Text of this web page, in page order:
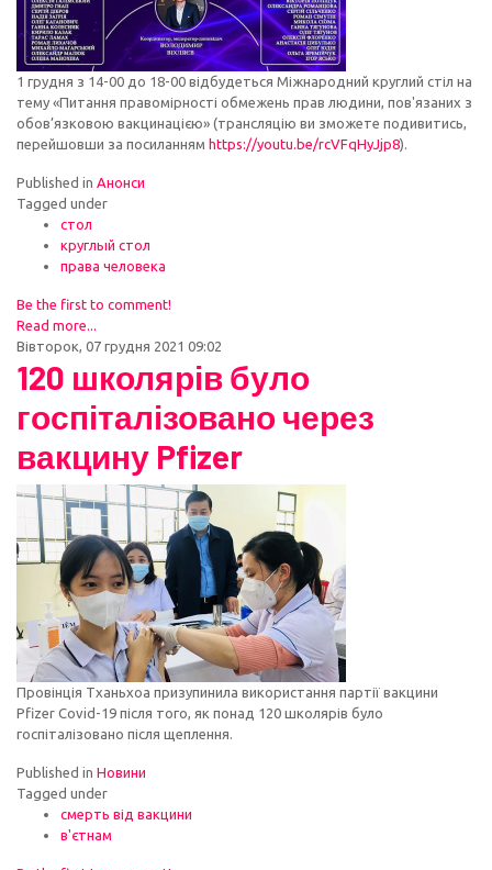
1 грудня з 14-00 до 18-00 відбудеться Міжнародний круглий стіл на
тему «Питання правомірності обмежень прав людини, пов'язаних з
обов’язковою вакцинацією» (трансляцію ви зможете подивитись,
перейшовши за посиланням https://youtu.be/rcVFqHyJjp8).
Published in Анонси
Tagged under
стол
круглый стол
права человека
Be the first to comment!
Read more...
Вівторок, 07 грудня 2021 09:02
120 школярів було
госпіталізовано через
вакцину Pfizer
Провінція Тханьхоа призупинила використання партії вакцини
Pfizer Covid-19 після того, як понад 120 школярів було
госпіталізовано після щеплення.
Published in Новини
Tagged under
смерть від вакцини
в'єтнам